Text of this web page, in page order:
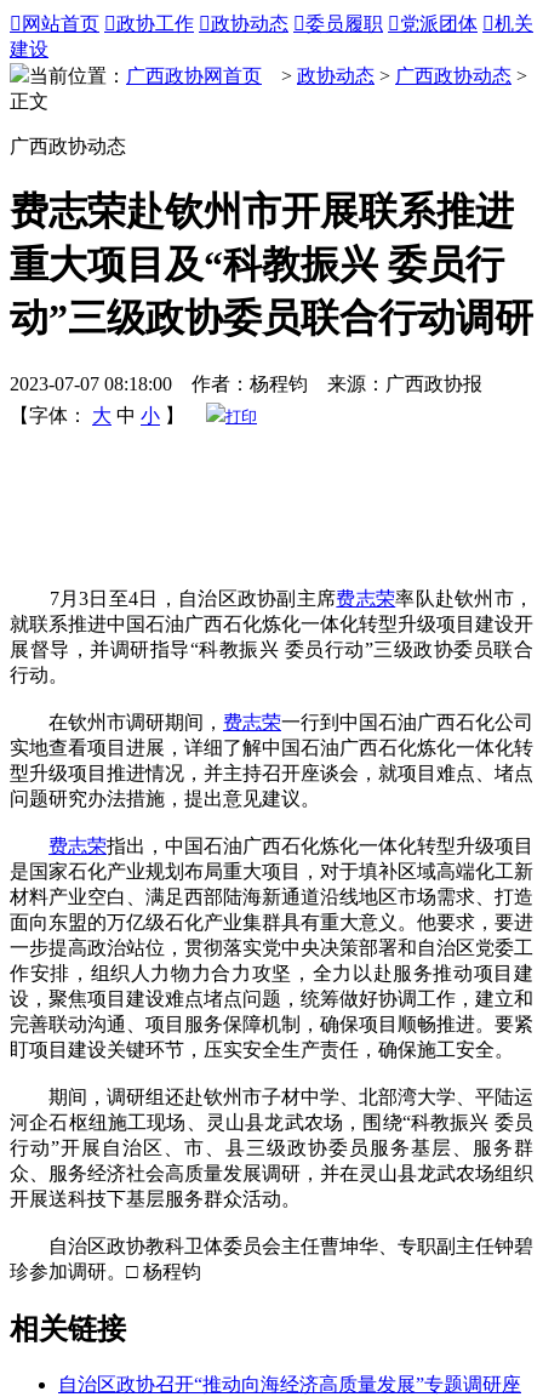
 网站首页 政协工作 政协动态 委员履职 党派团体 机关
建设
当前位置： 广西政协网首页 > 政协动态 > 广西政协动态 >
正文
广西政协动态
费志荣赴钦州市开展联系推进
重大项目及“科教振兴 委员行
动”三级政协委员联合行动调研
2023-07-07 08:18:00 作者：杨程钧 来源：广西政协报
【字体：
大 中 小 】 打印
7月3日至4日，自治区政协副主席费志荣率队赴钦州市，
就联系推进中国石油广西石化炼化一体化转型升级项目建设开
展督导，并调研指导“科教振兴 委员行动”三级政协委员联合
行动。
在钦州市调研期间， 费志荣一行到中国石油广西石化公司
实地查看项目进展，详细了解中国石油广西石化炼化一体化转
型升级项目推进情况，并主持召开座谈会，就项目难点、堵点
问题研究办法措施，提出意见建议。
费志荣指出，中国石油广西石化炼化一体化转型升级项目
是国家石化产业规划布局重大项目，对于填补区域高端化工新
材料产业空白、满足西部陆海新通道沿线地区市场需求、打造
面向东盟的万亿级石化产业集群具有重大意义。他要求，要进
一步提高政治站位，贯彻落实党中央决策部署和自治区党委工
作安排，组织人力物力合力攻坚，全力以赴服务推动项目建
设，聚焦项目建设难点堵点问题，统筹做好协调工作，建立和
完善联动沟通、项目服务保障机制，确保项目顺畅推进。要紧
盯项目建设关键环节，压实安全生产责任，确保施工安全。
期间，调研组还赴钦州市子材中学、北部湾大学、平陆运
河企石枢纽施工现场、灵山县龙武农场，围绕“科教振兴 委员
行动”开展自治区、市、县三级政协委员服务基层、服务群
众、服务经济社会高质量发展调研，并在灵山县龙武农场组织
开展送科技下基层服务群众活动。
自治区政协教科卫体委员会主任曹坤华、专职副主任钟碧
珍参加调研。□ 杨程钧
相关链接
自治区政协召开“推动向海经济高质量发展”专题调研座